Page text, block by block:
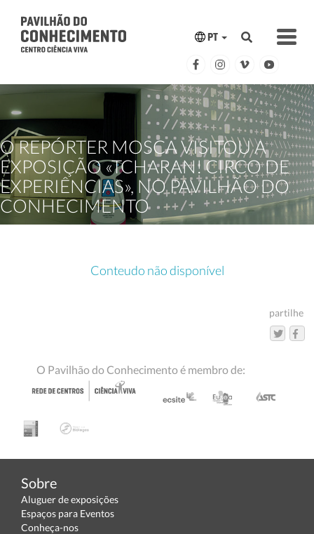
PT
O REPÓRTER MOSCA VISITOU A
EXPOSIÇÃO «TCHARAN! CIRCO DE
EXPERIÊNCIAS», NO PAVILHÃO DO
CONHECIMENTO
Conteudo não disponível
partilhe
O Pavilhão do Conhecimento é membro de:
Sobre
Aluguer de exposições
Espaços para Eventos
Conheça-nos